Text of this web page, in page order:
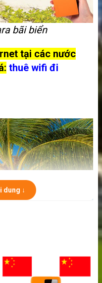
bãi biển
tại các nước
thuê wifi đi
dung ↓